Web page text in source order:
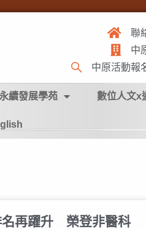
聯
中
中原活動報
永續發展學苑 數位人文x
名再躍升 榮登非醫科